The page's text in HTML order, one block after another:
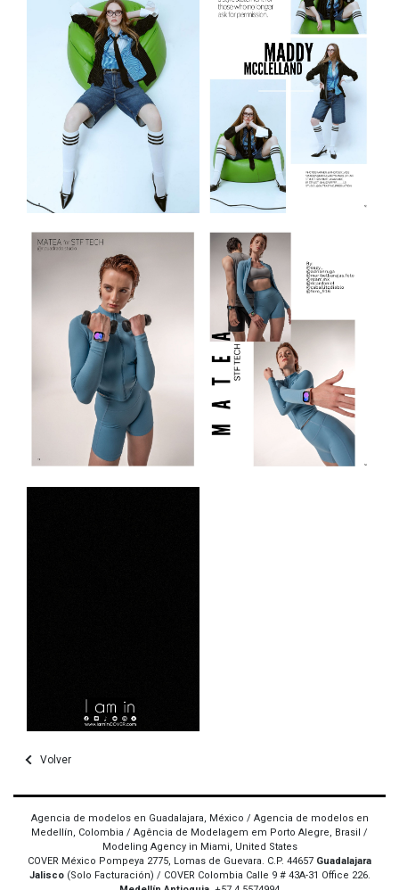
Volver
Agencia de modelos en Guadalajara, México / Agencia de modelos en
Medellín, Colombia / Agência de Modelagem em Porto Alegre, Brasil /
Modeling Agency in Miami, United States
COVER México Pompeya 2775, Lomas de Guevara. C.P. 44657 Guadalajara
Jalisco(Solo Facturación) / COVER Colombia Calle 9 # 43A-31 Office 226.